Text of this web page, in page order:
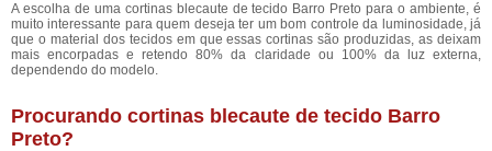
A escolha de uma cortinas blecaute de tecido Barro Preto para o ambiente, é
muito interessante para quem deseja ter um bom controle da luminosidade, já
que o material dos tecidos em que essas cortinas são produzidas, as deixam
mais encorpadas e retendo 80% da claridade ou 100% da luz externa,
dependendo do modelo.
Procurando cortinas blecaute de tecido Barro
Preto?